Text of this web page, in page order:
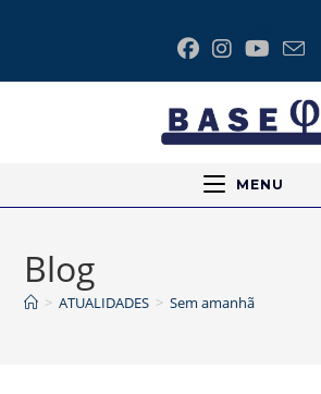
MENU
Blog
> ATUALIDADES > Sem amanhã